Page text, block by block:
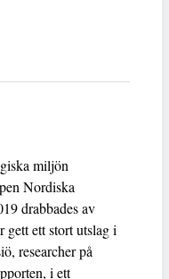
miljön
Nordiska
drabbades av
gett ett stort utslag i
researcher på
i ett